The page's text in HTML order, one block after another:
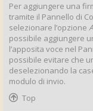
Per aggiungere una
tramite il Pannello di
selezionare l’opzione
possibile aggiungere
l’apposita voce nel
possibile evitare che
deselezionando la
modulo di invio.
Top